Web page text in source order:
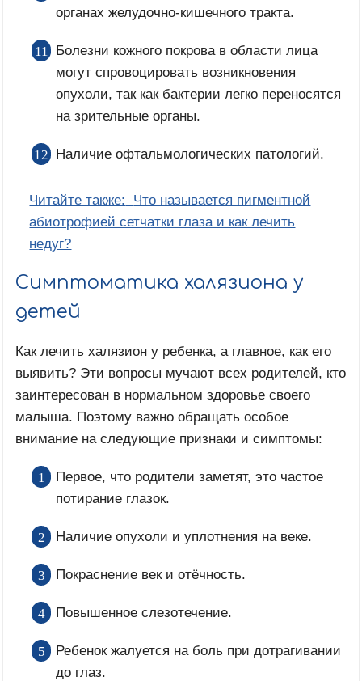
органах желудочно-кишечного тракта.
Болезни кожного покрова в области лица
могут спровоцировать возникновения
опухоли, так как бактерии легко переносятся
на зрительные органы.
Наличие офтальмологических патологий.
Читайте также:
Что называется пигментной
абиотрофией сетчатки глаза и как лечить
недуг?
Симптоматика халязиона у
детей
Как лечить халязион у ребенка, а главное, как его
выявить? Эти вопросы мучают всех родителей, кто
заинтересован в нормальном здоровье своего
малыша. Поэтому важно обращать особое
внимание на следующие признаки и симптомы:
Первое, что родители заметят, это частое
потирание глазок.
Наличие опухоли и уплотнения на веке.
Покраснение век и отёчность.
Повышенное слезотечение.
Ребенок жалуется на боль при дотрагивании
до глаз.